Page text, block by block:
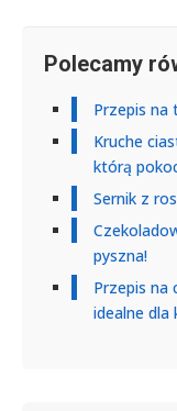
Polecamy
Przepis na
Kruche
którą
Sernik z
pyszna!
Przepis na
idealne dla